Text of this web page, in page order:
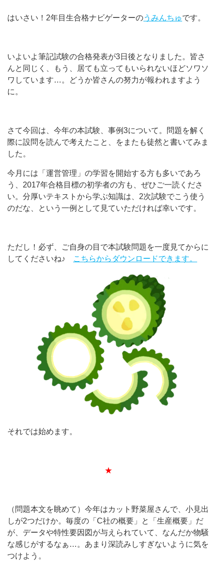
はいさい！2年目生合格ナビゲーターのうみんちゅです。
いよいよ筆記試験の合格発表が3日後となりました。皆さ
んと同じく、もう、居ても立ってもいられないほどソワソ
ワしています…。どうか皆さんの努力が報われますよう
に。
さて今回は、今年の本試験、事例3について。問題を解く
際に設問を読んで考えたこと、をまたも徒然と書いてみま
した。
今月には「運営管理」の学習を開始する方も多いであろ
う、2017年合格目標の初学者の方も、ぜひご一読くださ
い。分厚いテキストから学ぶ知識は、2次試験でこう使う
のだな、という一例として見ていただければ幸いです。
ただし！必ず、ご自身の目で本試験問題を一度見てからに
してくださいね♪
こちらからダウンロードできます。
それでは始めます。
★
（問題本文を眺めて）今年はカット野菜屋さんで、小見出
しが2つだけか。毎度の「C社の概要」と「生産概要」だ
が、データや特性要因図が与えられていて、なんだか物騒
な感じがするなぁ…。あまり深読みしすぎないように気を
つけよう。